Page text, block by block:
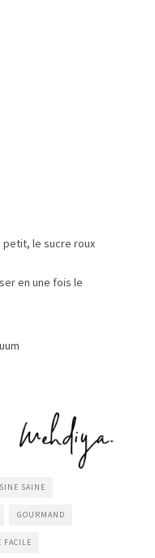
petit, le sucre roux
en une fois le
SAINE
GOURMAND
FACILE